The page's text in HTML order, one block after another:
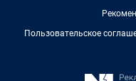
Пользовательское